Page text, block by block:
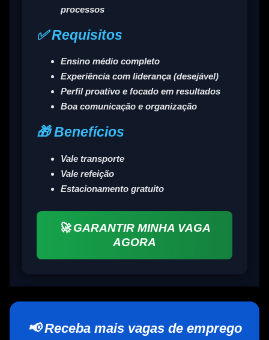
processos
✅ Requisitos
Ensino médio completo
Experiência com liderança (desejável)
Perfil proativo e focado em resultados
Boa comunicação e organização
🎁 Benefícios
Vale transporte
Vale refeição
Estacionamento gratuito
🚀 GARANTIR MINHA VAGA
AGORA
📢 Receba mais vagas de emprego